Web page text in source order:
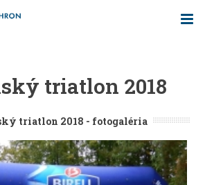
triatlon 2018
triatlon 2018 - fotogaléria